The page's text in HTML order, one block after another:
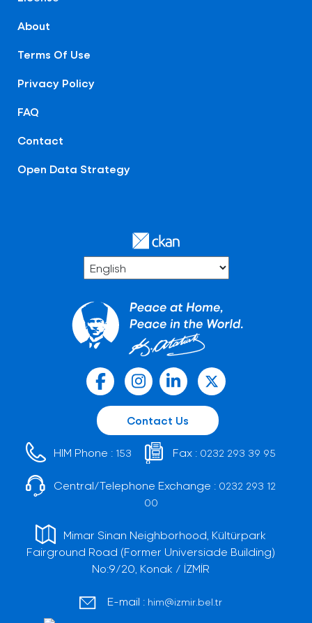
About
Terms Of Use
Privacy Policy
FAQ
Contact
Open Data Strategy
Contact Us
HIM Phone : 153 Fax : 0232 293 39 95
Central/Telephone Exchange : 0232 293 12
00
Mimar Sinan Neighborhood, Kültürpark
Fairground Road (Former Universiade Building)
No:9/20, Konak / İZMİR
E-mail : him@izmir.bel.tr